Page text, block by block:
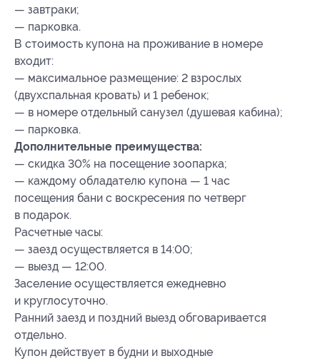
— завтраки;
— парковка.
В стоимость купона на проживание в номере
входит:
— максимальное размещение: 2 взрослых
(двухспальная кровать) и 1 ребенок;
— в номере отдельный санузел (душевая кабина);
— парковка.
Дополнительные преимущества:
— скидка 30% на посещение зоопарка;
— каждому обладателю купона — 1 час
посещения бани с воскресения по четверг
в подарок.
Расчетные часы:
— заезд осуществляется в 14:00;
— выезд — 12:00.
Заселение осуществляется ежедневно
и круглосуточно.
Ранний заезд и поздний выезд обговаривается
отдельно.
Купон действует в будни и выходные